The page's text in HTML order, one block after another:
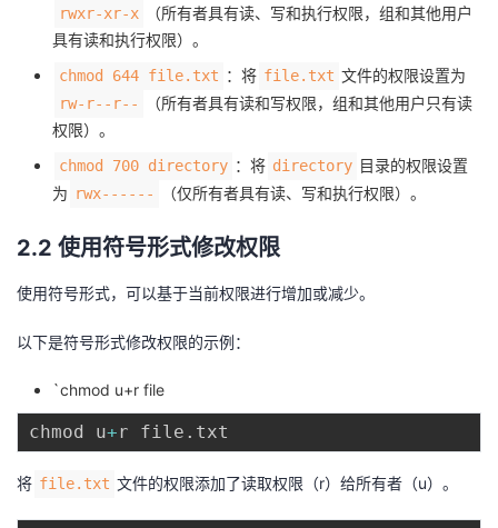
rwxr-xr-x
（所有者具有读、写和执行权限，组和其他用户
具有读和执行权限）。
chmod 644 file.txt ：将 file.txt 文件的权限设置为
rw-r--r--
（所有者具有读和写权限，组和其他用户只有读
权限）。
chmod 700 directory ：将 directory 目录的权限设置
为 rwx------ （仅所有者具有读、写和执行权限）。
2.2 使用符号形式修改权限
使用符号形式，可以基于当前权限进行增加或减少。
以下是符号形式修改权限的示例：
`chmod u+r file
chmod u+r file .
将 file.txt 文件的权限添加了读取权限（r）给所有者（u）。